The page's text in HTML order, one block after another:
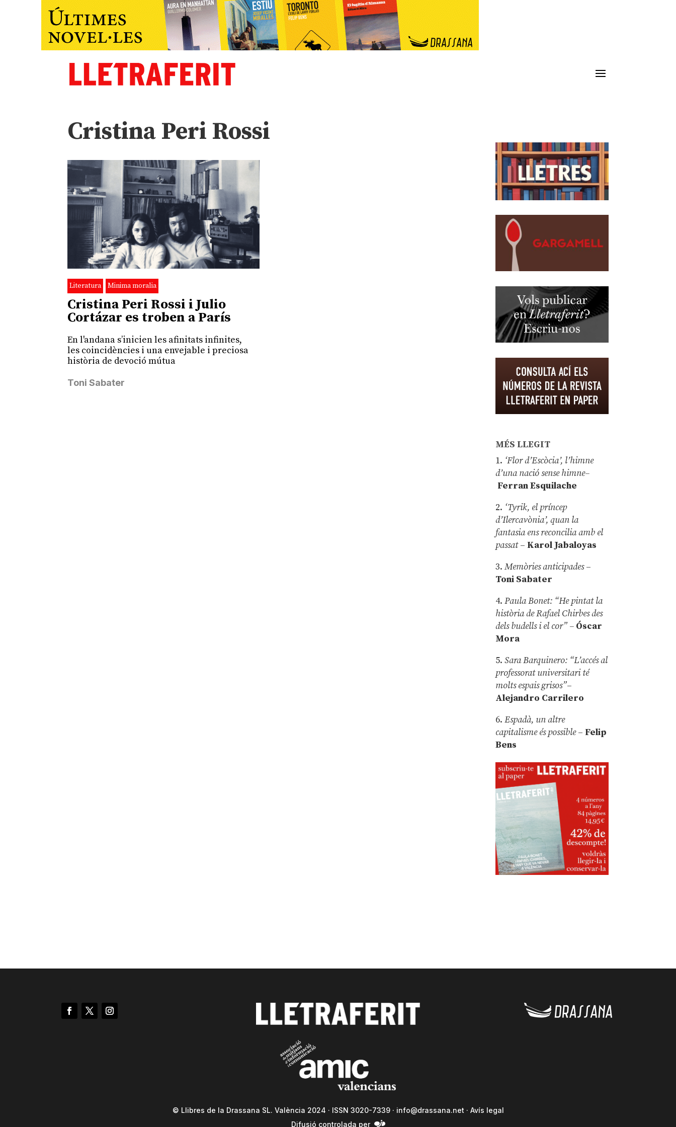
Cristina Peri Rossi
Literatura Minima moralia
Cristina Peri Rossi i Julio
Cortázar es troben a París
En l'andana s’inicien les afinitats infinites,
les coincidències i una envejable i preciosa
història de devoció mútua
Toni Sabater
MÉS LLEGIT
1. ‘Flor d’Escòcia’, l’himne
d’una nació sense himne–
Ferran Esquilache
2. ‘Tyrik, el príncep
d’Ilercavònia’, quan la
fantasia ens reconcilia amb el
passat– Karol Jabaloyas
3.Memòries anticipades–
Toni Sabater
4.Paula Bonet: “He pintat la
història de Rafael Chirbes des
dels budells i el cor” – Óscar
Mora
5.Sara Barquinero: “L’accés al
professorat universitari té
molts espais grisos”–
Alejandro Carrilero
6.Espadà, un altre
capitalisme és possible – Felip
Bens
© Llibres de la Drassana SL. València 2024 · ISSN 3020-7339 · info@drassana.net · Avís legal
Difusió controlada per